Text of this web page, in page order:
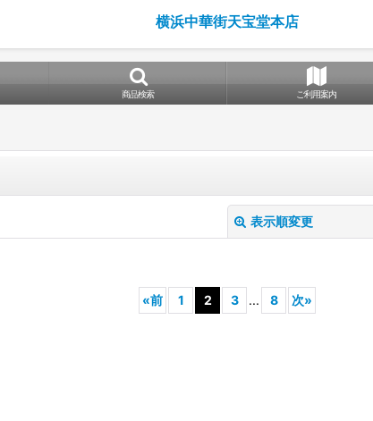
横浜中華街天宝堂本店
商品検索 ご利用案内
表示順変更
«前 1 2 3 ... 8 次»